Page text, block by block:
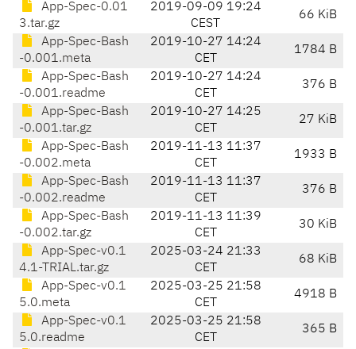
App-Spec-0.01
3.tar.gz
2019-09-09 19:24
CEST
66 KiB
App-Spec-Bash
-0.001.meta
2019-10-27 14:24
CET
1784 B
App-Spec-Bash
-0.001.readme
2019-10-27 14:24
CET
376 B
App-Spec-Bash
-0.001.tar.gz
2019-10-27 14:25
CET
27 KiB
App-Spec-Bash
-0.002.meta
2019-11-13 11:37
CET
1933 B
App-Spec-Bash
-0.002.readme
2019-11-13 11:37
CET
376 B
App-Spec-Bash
-0.002.tar.gz
2019-11-13 11:39
CET
30 KiB
App-Spec-v0.1
4.1-TRIAL.tar.gz
2025-03-24 21:33
CET
68 KiB
App-Spec-v0.1
5.0.meta
2025-03-25 21:58
CET
4918 B
App-Spec-v0.1
5.0.readme
2025-03-25 21:58
CET
365 B